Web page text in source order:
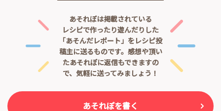
あそれぽは掲載されている
レシピで作ったり遊んだりした
「あそんだレポート」をレシピ投
稿主に送るものです。 感想や頂い
たあそれぽに返信もできますの
で、気軽に送ってみましょう！
あそれぽを書く